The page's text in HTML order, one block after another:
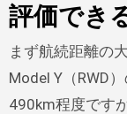
評価でき
まず航続距離の
Model Y（RWD
490km程度です